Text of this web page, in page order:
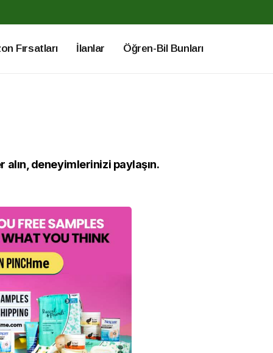
Fırsatları İlanlar Öğren-Bil Bunları
alın, deneyimlerinizi paylaşın.